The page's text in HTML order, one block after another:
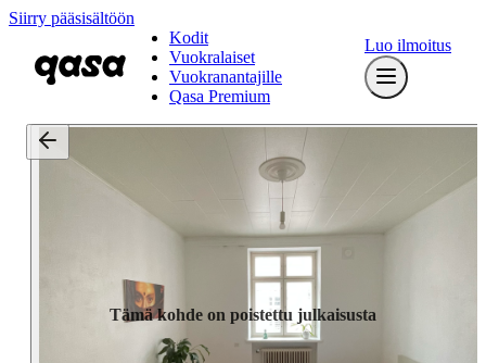
Siirry pääsisältöön
Kodit
Vuokralaiset
Vuokranantajille
Qasa Premium
Luo ilmoitus
Tämä kohde on poistettu julkaisusta